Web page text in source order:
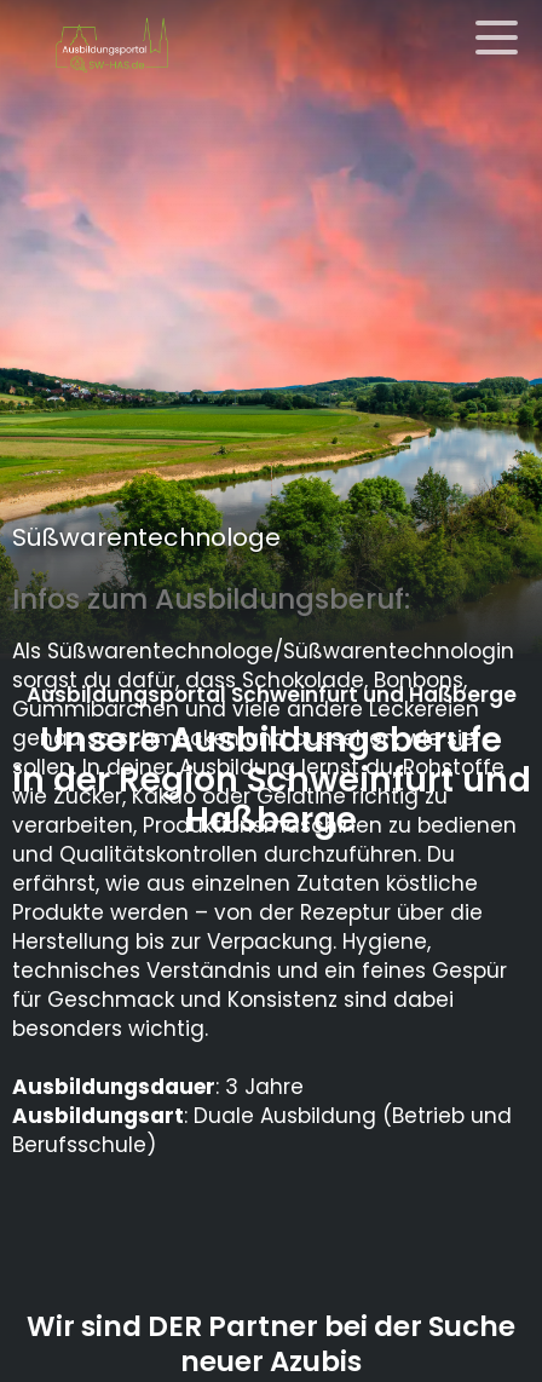
Ausbildungsportal Schweinfurt und Haßberge
Unsere Ausbildungsberufe
in der Region Schweinfurt und
Haßberge
Süßwarentechnologe
Infos zum Ausbildungsberuf:
Als Süßwarentechnologe/Süßwarentechnologin
sorgst du dafür, dass Schokolade, Bonbons,
Gummibärchen und viele andere Leckereien
genau so schmecken und aussehen, wie sie
sollen. In deiner Ausbildung lernst du, Rohstoffe
wie Zucker, Kakao oder Gelatine richtig zu
verarbeiten, Produktionsmaschinen zu bedienen
und Qualitätskontrollen durchzuführen. Du
erfährst, wie aus einzelnen Zutaten köstliche
Produkte werden – von der Rezeptur über die
Herstellung bis zur Verpackung. Hygiene,
technisches Verständnis und ein feines Gespür
für Geschmack und Konsistenz sind dabei
besonders wichtig.
Ausbildungsdauer: 3 Jahre
Ausbildungsart: Duale Ausbildung (Betrieb und
Berufsschule)
Wir sind DER Partner bei der Suche
neuer Azubis